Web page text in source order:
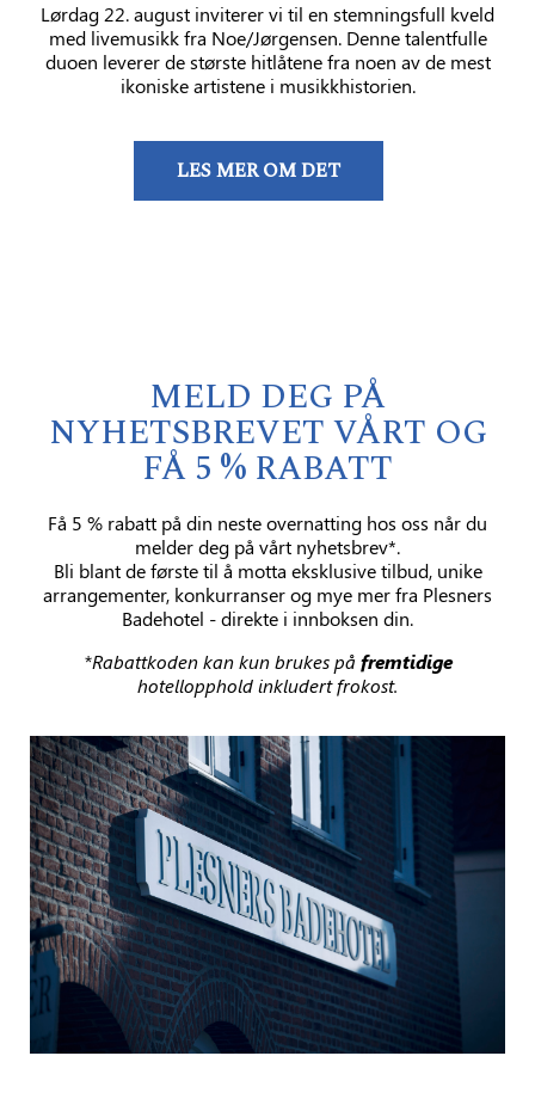
Lørdag 22. august inviterer vi til en stemningsfull kveld
med livemusikk fra Noe/Jørgensen. Denne talentfulle
duoen leverer de største hitlåtene fra noen av de mest
ikoniske artistene i musikkhistorien.
LES MER OM DET
MELD DEG PÅ
NYHETSBREVET VÅRT OG
FÅ 5 % RABATT
Få 5 % rabatt på din neste overnatting hos oss når du
melder deg på vårt nyhetsbrev*.
Bli blant de første til å motta eksklusive tilbud, unike
arrangementer, konkurranser og mye mer fra Plesners
Badehotel - direkte i innboksen din.
*Rabattkoden kan kun brukes på fremtidige
hotellopphold inkludert frokost.